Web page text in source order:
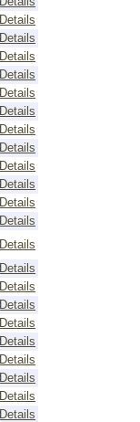
Details
Details
Details
Details
Details
Details
Details
Details
Details
Details
Details
Details
Details
Details
Details
Details
Details
Details
Details
Details
Details
Details